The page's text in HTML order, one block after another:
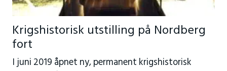
Krigshistorisk utstilling på Nordberg
fort
I juni 2019 åpnet ny, permanent krigshistorisk